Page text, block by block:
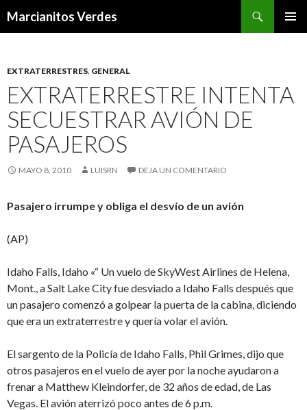
Marcianitos Verdes
EXTRATERRESTRES, GENERAL
EXTRATERRESTRE INTENTA
SECUESTRAR AVIÓN DE
PASAJEROS
MAYO 8, 2010 LUISRN DEJA UN COMENTARIO
Pasajero irrumpe y obliga el desvío de un avión
(AP)
Idaho Falls, Idaho «“ Un vuelo de SkyWest Airlines de Helena,
Mont., a Salt Lake City fue desviado a Idaho Falls después que
un pasajero comenzó a golpear la puerta de la cabina, diciendo
que era un extraterrestre y quería volar el avión.
El sargento de la Policía de Idaho Falls, Phil Grimes, dijo que
otros pasajeros en el vuelo de ayer por la noche ayudaron a
frenar a Matthew Kleindorfer, de 32 años de edad, de Las
Vegas. El avión aterrizó poco antes de 6 p.m.